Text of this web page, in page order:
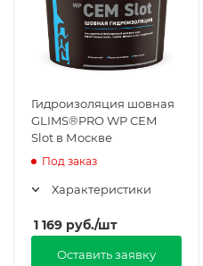
Гидроизоляция шовная
GLIMS®PRO WP СЕМ
Slot в Москве
Под заказ
Характеристики
1 169 руб./шт
Оставить заявку